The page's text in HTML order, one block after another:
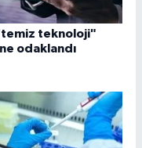
teknoloji"
odaklandı